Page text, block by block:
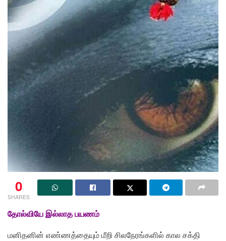
0
SHARES
தோல்வியே இல்லாத பயணம்
மனிதனின் எண்ணத்தையும் மீறி சிலநேரங்களில் கால சக்தி